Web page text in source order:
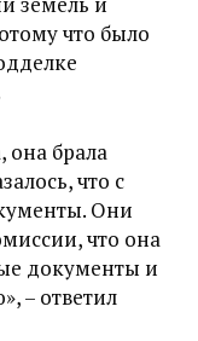
что было
она брала
что с
Они
что она
документы и
– ответил